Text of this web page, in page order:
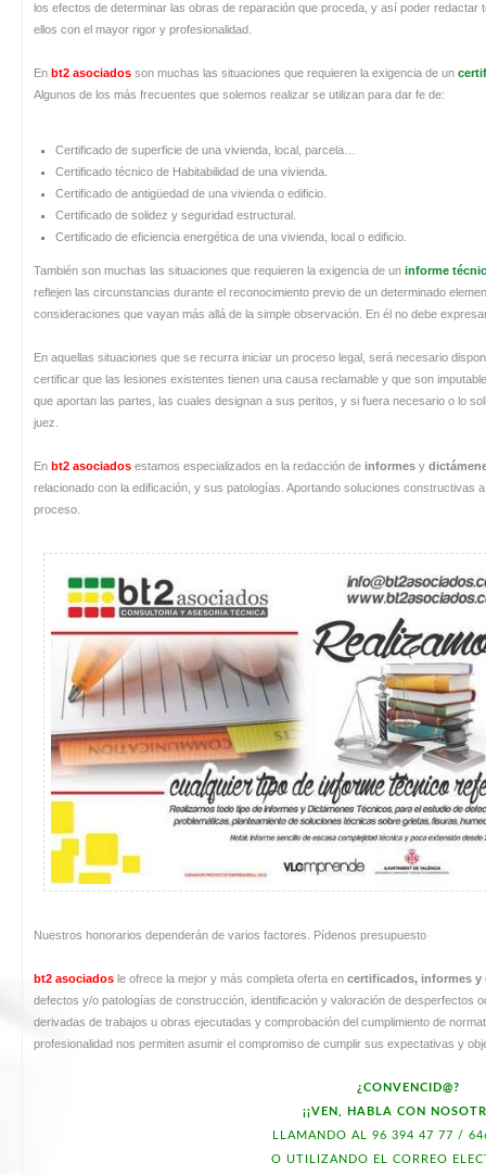
los efectos de determinar las obras de reparación que proceda, y así poder
ellos con el mayor rigor y profesionalidad.
En bt2 asociados son muchas las situaciones que requieren la exigencia de un
Algunos de los más frecuentes que solemos realizar se utilizan para dar fe de:
Certificado de superficie de una vivienda, local, parcela…
Certificado técnico de Habitabilidad de una vivienda.
Certificado de antigüedad de una vivienda o edificio.
Certificado de solidez y seguridad estructural.
Certificado de eficiencia energética de una vivienda, local o edificio.
También son muchas las situaciones que requieren la exigencia de un informe
reflejen las circunstancias durante el reconocimiento previo de un determinado
consideraciones que vayan más allá de la simple observación. En él no debe
En aquellas situaciones que se recurra iniciar un proceso legal, será necesario
certificar que las lesiones existentes tienen una causa reclamable y que son
que aportan las partes, las cuales designan a sus peritos, y si fuera necesario o lo
juez.
En bt2 asociados estamos especializados en la redacción de informes y
relacionado con la edificación, y sus patologías. Aportando soluciones constructivas
proceso.
Nuestros honorarios dependerán de varios factores. Pídenos presupuesto
bt2 asociados le ofrece la mejor y más completa oferta en certificados, informes y
defectos y/o patologías de construcción, identificación y valoración de desperfectos
derivadas de trabajos u obras ejecutadas y comprobación del cumplimiento de
profesionalidad nos permiten asumir el compromiso de cumplir sus expectativas y
¿CONVENCID@?
¡¡VEN, HABLA CON
LLAMANDO AL 96 394 47 77 /
O UTILIZANDO EL CORREO